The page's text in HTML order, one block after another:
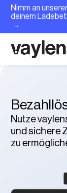
Nimm an
deinem
→
Nutze
und sichere
zu